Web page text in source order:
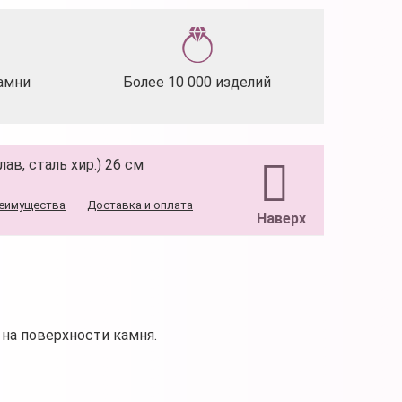
Более 10 000 изделий
сталь хир.) 26 см
Наверх
Доставка и оплата
поверхности камня.